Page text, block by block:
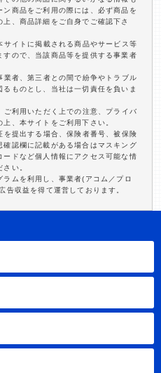
商品をご利用の際には、必ず商品を
、商品詳細をご自身でご確認下さ
イトに掲載される商品やサービス等
ので、当該商品等を提供する事業者
者、第三者との間で紛争やトラブル
ものとし、当社は一切責任を負いま
利用いただく上での注意、プライバ
、本サイトをご利用下さい。
提出する場合、保険者番号、被保険
認欄に記載がある場合はマスキング
ードなど個人情報にアクセス可能な情
い。
ムを利用し、事業者(アコム／プロ
告収益を得て運営しております。